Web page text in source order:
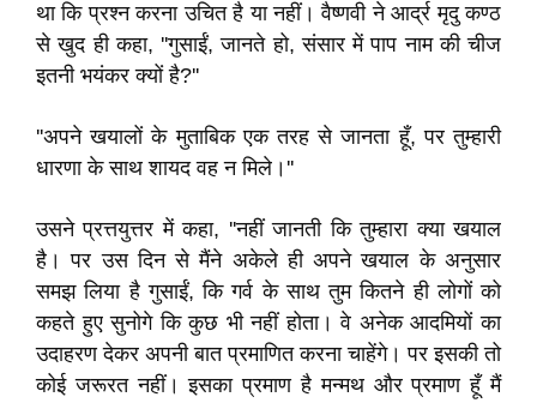
था कि प्रश्न करना उचित है या नहीं। वैष्णवी ने आर्द्र मृदु कण्ठ
से खुद ही कहा, ''गुसाईं, जानते हो, संसार में पाप नाम की चीज
इतनी भयंकर क्यों है?''
''अपने खयालों के मुताबिक एक तरह से जानता हूँ, पर तुम्हारी
धारणा के साथ शायद वह न मिले।''
उसने प्रत्तयुत्तर में कहा, ''नहीं जानती कि तुम्हारा क्या खयाल
है। पर उस दिन से मैंने अकेले ही अपने खयाल के अनुसार
समझ लिया है गुसाईं, कि गर्व के साथ तुम कितने ही लोगों को
कहते हुए सुनोगे कि कुछ भी नहीं होता। वे अनेक आदमियों का
उदाहरण देकर अपनी बात प्रमाणित करना चाहेंगे। पर इसकी तो
कोई जरूरत नहीं। इसका प्रमाण है मन्मथ और प्रमाण हूँ मैं